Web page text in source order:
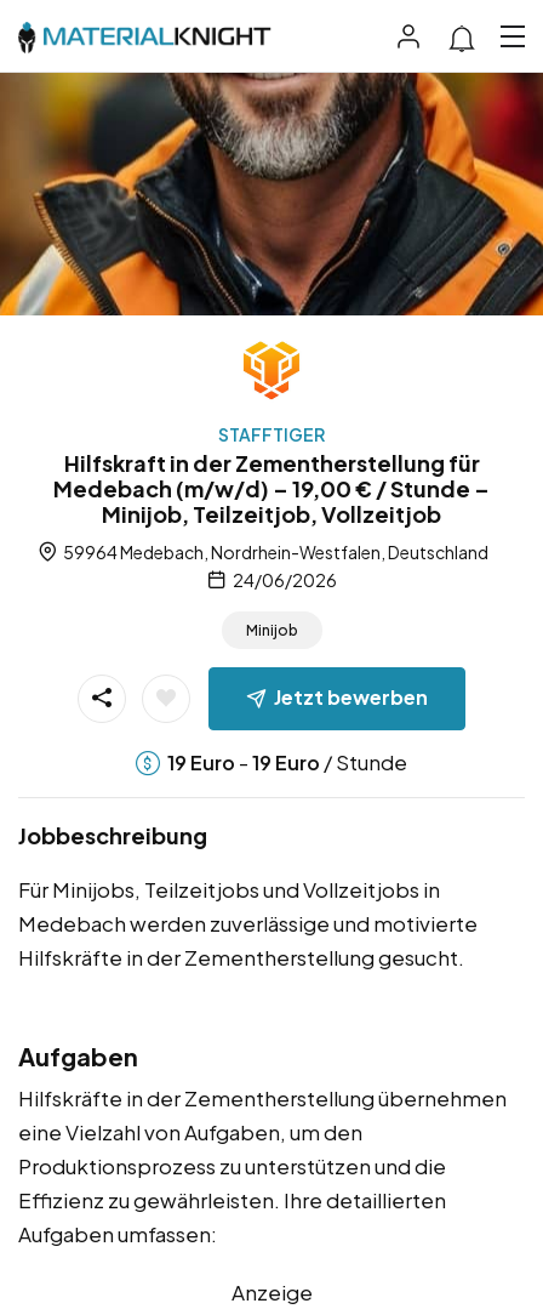
STAFFTIGER
Hilfskraft in der Zementherstellung für
Medebach (m/w/d) – 19,00 € / Stunde –
Minijob, Teilzeitjob, Vollzeitjob
59964 Medebach, Nordrhein-Westfalen, Deutschland
24/06/2026
Minijob
Jetzt bewerben
19 Euro -19 Euro / Stunde
Jobbeschreibung
Für Minijobs, Teilzeitjobs und Vollzeitjobs in
Medebach werden zuverlässige und motivierte
Hilfskräfte in der Zementherstellung gesucht.
Aufgaben
Hilfskräfte in der Zementherstellung übernehmen
eine Vielzahl von Aufgaben, um den
Produktionsprozess zu unterstützen und die
Effizienz zu gewährleisten. Ihre detaillierten
Aufgaben umfassen:
Anzeige